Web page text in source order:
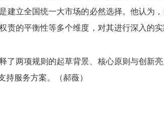
建立全国统一大市场的必然选择。他认为
责的平衡性等多个维度，对其进行深入的
了两项规则的起草背景、核心原则与创新
持服务方案。（郝薇）